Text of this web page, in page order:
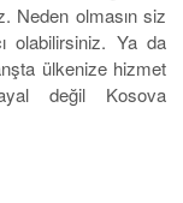
Neden olmasın siz
olabilirsiniz. Ya da
ülkenize hizmet
değil Kosova